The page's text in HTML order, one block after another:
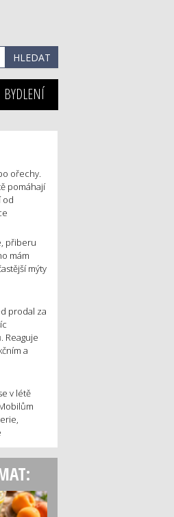
BYDLENÍ
ořechy.
pomáhají
od
přiberu
mám
mýty
prodal za
Reaguje
a
v létě